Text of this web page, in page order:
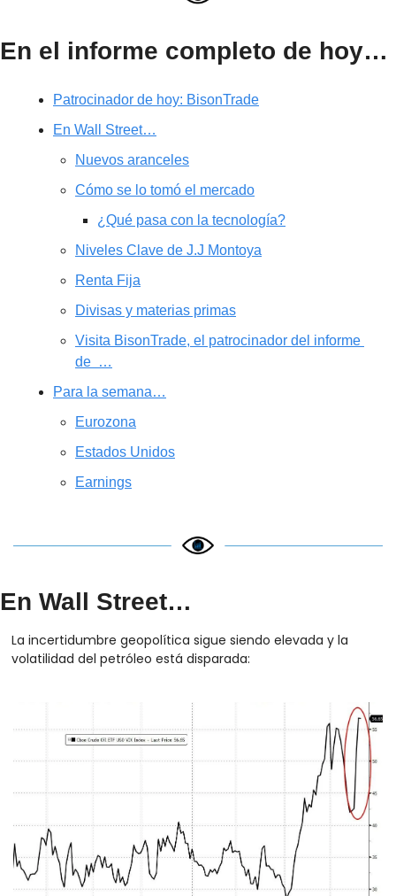
En el informe completo de hoy…
Patrocinador de hoy: BisonTrade
En Wall Street…
Nuevos aranceles
Cómo se lo tomó el mercado
¿Qué pasa con la tecnología?
Niveles Clave de J.J Montoya
Renta Fija
Divisas y materias primas
Visita BisonTrade, el patrocinador del informe
de  …
Para la semana…
Eurozona
Estados Unidos
Earnings
En Wall Street…
La incertidumbre geopolítica sigue siendo elevada y la
volatilidad del petróleo está disparada: